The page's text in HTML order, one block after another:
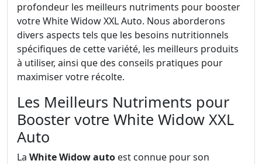
profondeur les meilleurs nutriments pour booster
votre White Widow XXL Auto. Nous aborderons
divers aspects tels que les besoins nutritionnels
spécifiques de cette variété, les meilleurs produits
à utiliser, ainsi que des conseils pratiques pour
maximiser votre récolte.
Les Meilleurs Nutriments pour
Booster votre White Widow XXL
Auto
La White Widow auto est connue pour son